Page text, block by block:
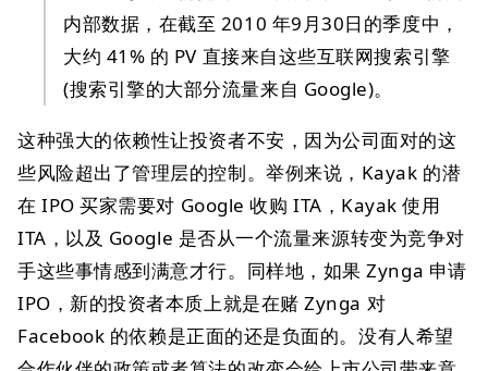
内部数据，在截至 2010 年9月30日的季度中，
大约 41% 的 PV 直接来自这些互联网搜索引擎
(搜索引擎的大部分流量来自 Google)。
这种强大的依赖性让投资者不安，因为公司面对的这
些风险超出了管理层的控制。举例来说，Kayak 的潜
在 IPO 买家需要对 Google 收购 ITA，Kayak 使用
ITA，以及 Google 是否从一个流量来源转变为竞争对
手这些事情感到满意才行。同样地，如果 Zynga 申请
IPO，新的投资者本质上就是在赌 Zynga 对
Facebook 的依赖是正面的还是负面的。没有人希望